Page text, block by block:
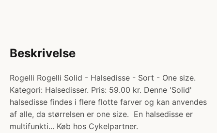
Beskrivelse
Rogelli Rogelli Solid - Halsedisse - Sort - One size.
Kategori: Halsedisser. Pris: 59.00 kr. Denne 'Solid'
halsedisse findes i flere flotte farver og kan anvendes
af alle, da størrelsen er one size. En halsedisse er
multifunkti... Køb hos Cykelpartner.